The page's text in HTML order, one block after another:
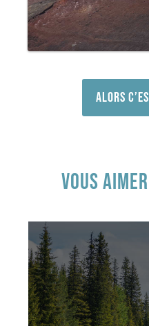
Alors
VOUS